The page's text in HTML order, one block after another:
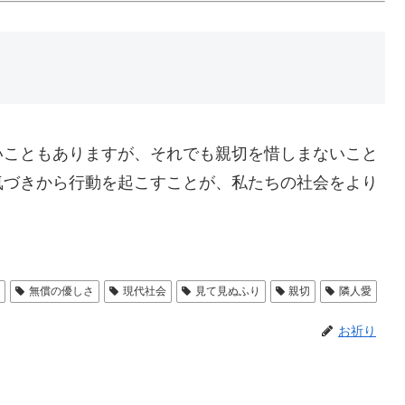
ともありますが、それでも親切を惜しまないこと
きから行動を起こすことが、私たちの社会をより
無償の優しさ 現代社会 見て見ぬふり 親切 隣人愛
お祈り